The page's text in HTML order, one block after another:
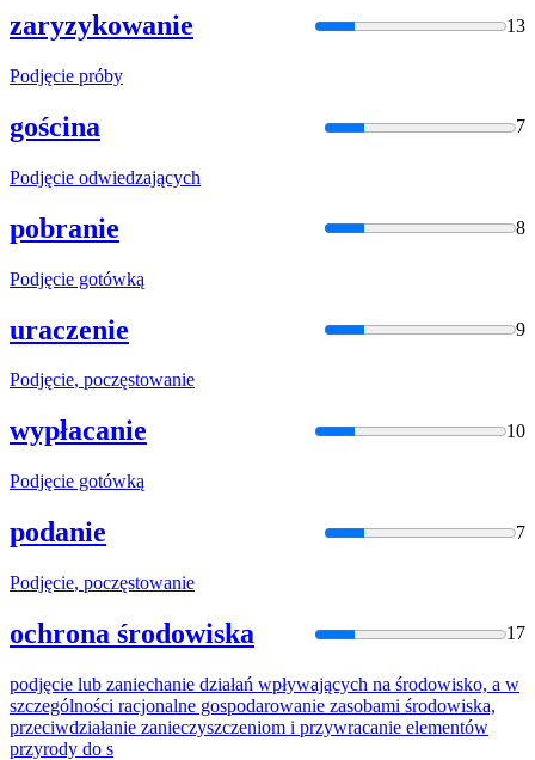
zaryzykowanie 13
Podjęcie próby
gościna 7
Podjęcie odwiedzających
pobranie 8
Podjęcie gotówką
uraczenie 9
Podjęcie, poczęstowanie
wypłacanie 10
Podjęcie gotówką
podanie 7
Podjęcie, poczęstowanie
ochrona środowiska 17
podjęcie lub zaniechanie działań wpływających na środowisko, a w
szczególności racjonalne gospodarowanie zasobami środowiska,
przeciwdziałanie zanieczyszczeniom i przywracanie elementów
przyrody do s